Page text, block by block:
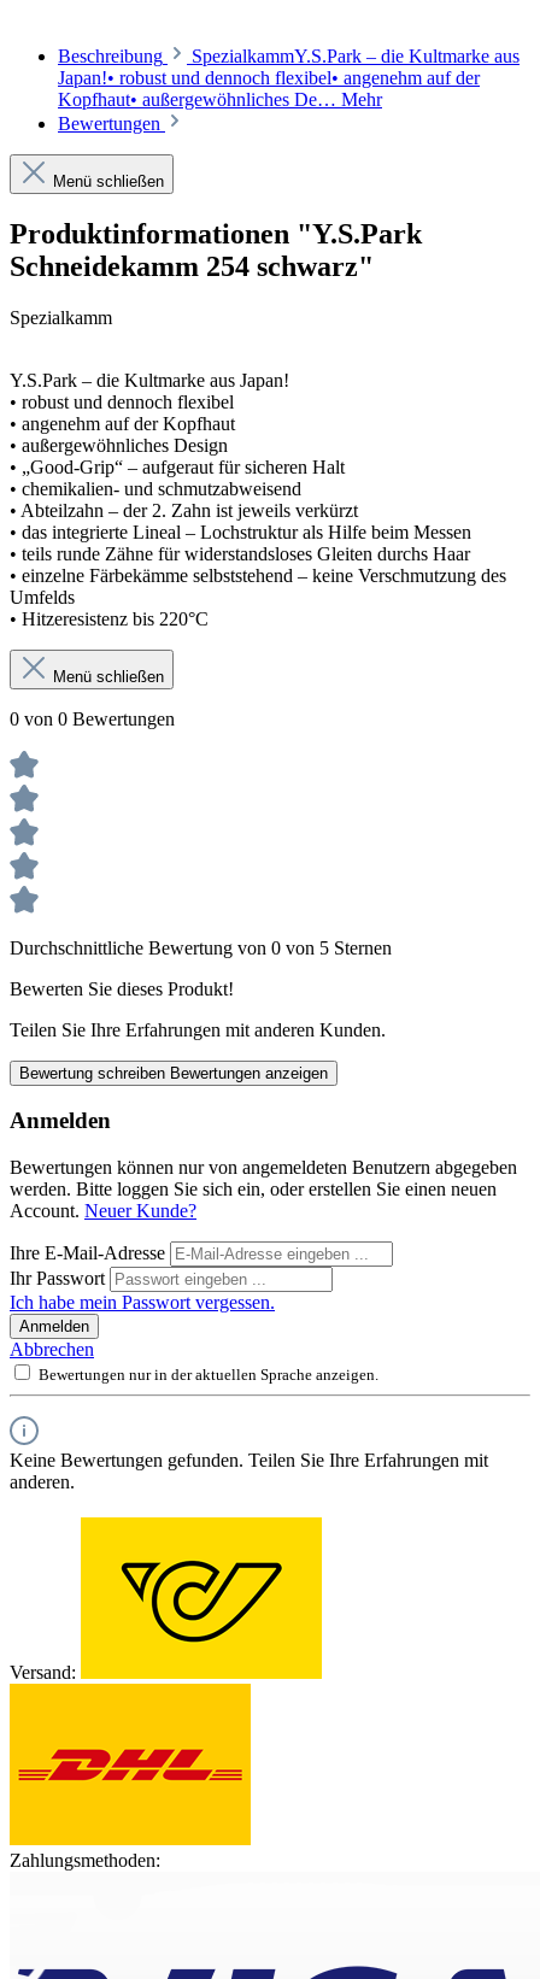
Beschreibung
SpezialkammY.S.Park – die Kultmarke aus
Japan!• robust und dennoch flexibel• angenehm auf der
Kopfhaut• außergewöhnliches De… Mehr
Bewertungen
Menü schließen
Produktinformationen "Y.S.Park
Schneidekamm 254 schwarz"
Spezialkamm
Y.S.Park – die Kultmarke aus Japan!
• robust und dennoch flexibel
• angenehm auf der Kopfhaut
• außergewöhnliches Design
• „Good-Grip“ – aufgeraut für sicheren Halt
• chemikalien- und schmutzabweisend
• Abteilzahn – der 2. Zahn ist jeweils verkürzt
• das integrierte Lineal – Lochstruktur als Hilfe beim Messen
• teils runde Zähne für widerstandsloses Gleiten durchs Haar
• einzelne Färbekämme selbststehend – keine Verschmutzung des
Umfelds
• Hitzeresistenz bis 220°C
Menü schließen
0 von 0 Bewertungen
Durchschnittliche Bewertung von 0 von 5 Sternen
Bewerten Sie dieses Produkt!
Teilen Sie Ihre Erfahrungen mit anderen Kunden.
Bewertung schreiben Bewertungen anzeigen
Anmelden
Bewertungen können nur von angemeldeten Benutzern abgegeben
werden. Bitte loggen Sie sich ein, oder erstellen Sie einen neuen
Account. Neuer Kunde?
Ihre E-Mail-Adresse
Ihr Passwort
Ich habe mein Passwort vergessen.
Anmelden
Abbrechen
Bewertungen nur in der aktuellen Sprache anzeigen.
Keine Bewertungen gefunden. Teilen Sie Ihre Erfahrungen mit
anderen.
Versand:
Zahlungsmethoden: